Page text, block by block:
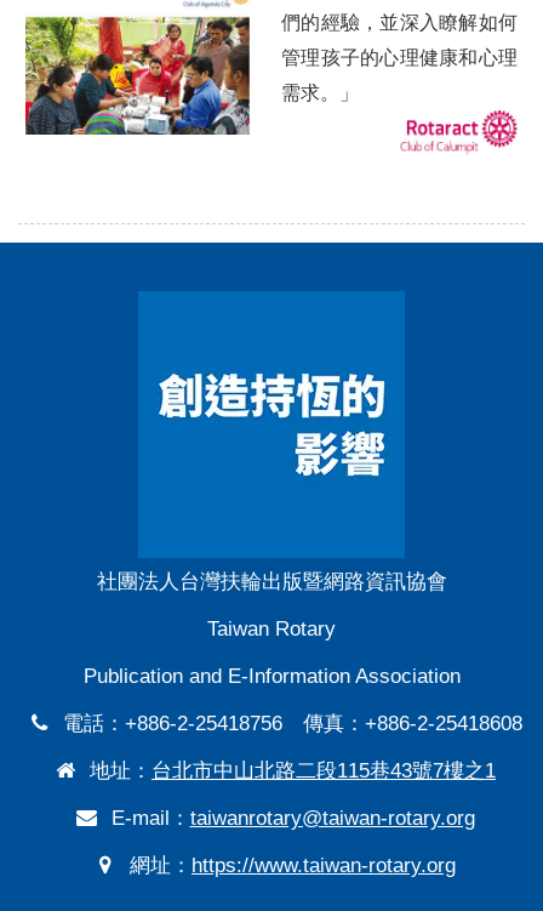
們的經驗，並深入瞭解如何
管理孩子的心理健康和心理
需求。」
社團法人台灣扶輪出版暨網路資訊協會
Taiwan Rotary
Publication and E-Information Association
電話：+886-2-25418756 傳真：+886-2-25418608
地址： 台北市中山北路二段115巷43號7樓之1
E-mail： taiwanrotary@taiwan-rotary.org
網址： https://www.taiwan-rotary.org